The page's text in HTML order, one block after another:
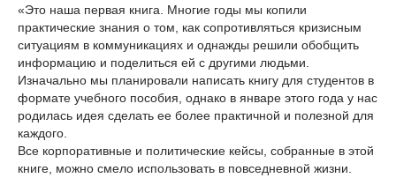
«Это наша первая книга. Многие годы мы копили
практические знания о том, как сопротивляться кризисным
ситуациям в коммуникациях и однажды решили обобщить
информацию и поделиться ей с другими людьми.
Изначально мы планировали написать книгу для студентов в
формате учебного пособия, однако в январе этого года у нас
родилась идея сделать ее более практичной и полезной для
каждого.
Все корпоративные и политические кейсы, собранные в этой
книге, можно смело использовать в повседневной жизни.